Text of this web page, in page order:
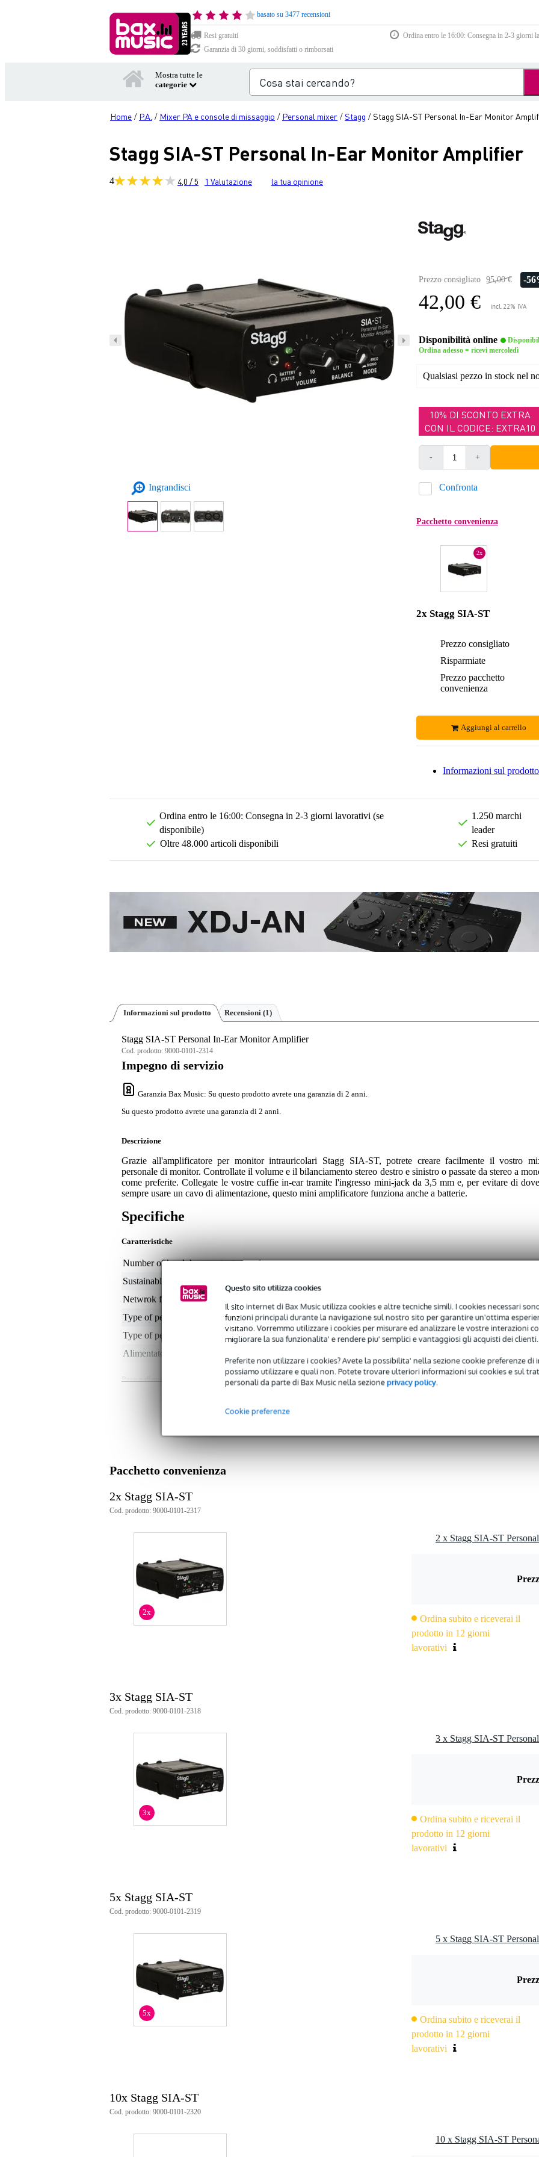
Questo sito utilizza cookies
Il sito internet di Bax Music utilizza cookies e altre tecniche simili. I cookies necessari
funzioni principali durante la navigazione sul nostro sito per garantire un'ottima
visitano. Vorremmo utilizzare i cookies per misurare ed analizzare le vostre interazioni
migliorare la sua funzionalita' e rendere piu' semplici e vantaggiosi gli acquisti dei clienti.
Preferite non utilizzare i cookies? Avete la possibilita' nella sezione cookie preferenze di
possiamo utilizzare e quali non. Potete trovare ulteriori informazioni sui cookies e sul
personali da parte di Bax Music nella sezioneprivacy policy.
Cookie preferenze
basato su 3477 recensioni
Resi gratuiti
Ordina entro le 16:00: Consegna in 2-3 giorni
Garanzia di 30 giorni, soddisfatti o rimborsati
Mostra tutte le
categorie
Home / P.A. / Mixer PA e console di missaggio / Personal mixer /Stagg /Stagg SIA-ST Personal In-Ear Monitor
Stagg SIA-ST Personal In-Ear Monitor Amplifier
4 4,0 / 5 1 Valutazione la tua opinione
Ingrandisci
Prezzo consigliato 95,00 € -
42,00 € incl. 22% IVA
Disponibilità online
Ordina adesso = ricevi mercoledì
Qualsiasi pezzo in stock nel
10% DI SCONTO EXTRA
CON IL CODICE: EXTRA10
- +
Confronta
Pacchetto convenienza
2x
2x Stagg SIA-ST
Prezzo consigliato
Risparmiate
Prezzo pacchetto
convenienza
Aggiungi al carrello
Informazioni sul prodotto
Ordina entro le 16:00: Consegna in 2-3 giorni lavorativi (se
disponibile)
Oltre 48.000 articoli disponibili
1.250 marchi
leader
Resi gratuiti
Informazioni sul prodotto Recensioni (1)
Stagg SIA-ST Personal In-Ear Monitor Amplifier
Cod. prodotto: 9000-0101-2314
Impegno di servizio
Garanzia Bax Music: Su questo prodotto avrete una garanzia di 2 anni.
Su questo prodotto avrete una garanzia di 2 anni.
Descrizione
Grazie all'amplificatore per monitor intrauricolari Stagg SIA-ST, potrete creare facilmente il vostro
personale di monitor. Controllate il volume e il bilanciamento stereo destro e sinistro o passate da stereo a
come preferite. Collegate le vostre cuffie in-ear tramite l'ingresso mini-jack da 3,5 mm e, per evitare di
sempre usare un cavo di alimentazione, questo mini amplificatore funziona anche a batterie.
Specifiche
Caratteristiche
Number of headphone outputs
1
Sustainable product
Netwrok function
Type of personal mixer inputs
dual mono line (XLR)
Type of personal mixer outputs
stereo headphone/line
Alimentato a batterie
Peso e dimensioni imballaggio incluso
Pacchetto convenienza
2x Stagg SIA-ST
Cod. prodotto: 9000-0101-2317
2x
2 x Stagg SIA-ST
Ordina subito e riceverai il
prodotto in 12 giorni
lavorativi
3x Stagg SIA-ST
Cod. prodotto: 9000-0101-2318
3x
3 x Stagg SIA-ST
Ordina subito e riceverai il
prodotto in 12 giorni
lavorativi
5x Stagg SIA-ST
Cod. prodotto: 9000-0101-2319
5x
5 x Stagg SIA-ST
Ordina subito e riceverai il
prodotto in 12 giorni
lavorativi
10x Stagg SIA-ST
Cod. prodotto: 9000-0101-2320
10 x Stagg SIA-ST